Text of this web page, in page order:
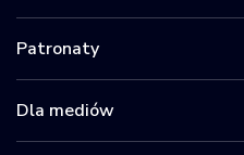
Patronaty
Dla mediów